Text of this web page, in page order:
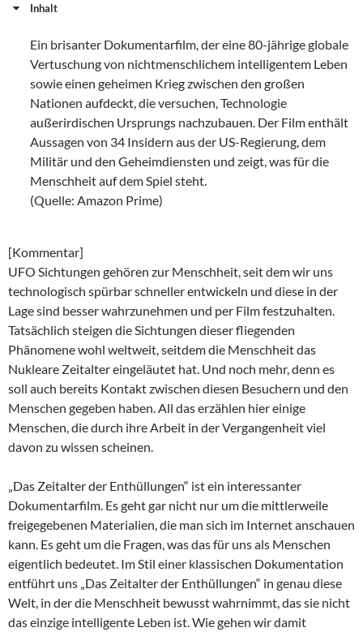
Inhalt
Ein brisanter Dokumentarfilm, der eine 80-jährige globale
Vertuschung von nichtmenschlichem intelligentem Leben
sowie einen geheimen Krieg zwischen den großen
Nationen aufdeckt, die versuchen, Technologie
außerirdischen Ursprungs nachzubauen. Der Film enthält
Aussagen von 34 Insidern aus der US-Regierung, dem
Militär und den Geheimdiensten und zeigt, was für die
Menschheit auf dem Spiel steht.
(Quelle: Amazon Prime)
[Kommentar]
UFO Sichtungen gehören zur Menschheit, seit dem wir uns
technologisch spürbar schneller entwickeln und diese in der
Lage sind besser wahrzunehmen und per Film festzuhalten.
Tatsächlich steigen die Sichtungen dieser fliegenden
Phänomene wohl weltweit, seitdem die Menschheit das
Nukleare Zeitalter eingeläutet hat. Und noch mehr, denn es
soll auch bereits Kontakt zwischen diesen Besuchern und den
Menschen gegeben haben. All das erzählen hier einige
Menschen, die durch ihre Arbeit in der Vergangenheit viel
davon zu wissen scheinen.
„Das Zeitalter der Enthüllungen“ ist ein interessanter
Dokumentarfilm. Es geht gar nicht nur um die mittlerweile
freigegebenen Materialien, die man sich im Internet anschauen
kann. Es geht um die Fragen, was das für uns als Menschen
eigentlich bedeutet. Im Stil einer klassischen Dokumentation
entführt uns „Das Zeitalter der Enthüllungen“ in genau diese
Welt, in der die Menschheit bewusst wahrnimmt, das sie nicht
das einzige intelligente Leben ist. Wie gehen wir damit